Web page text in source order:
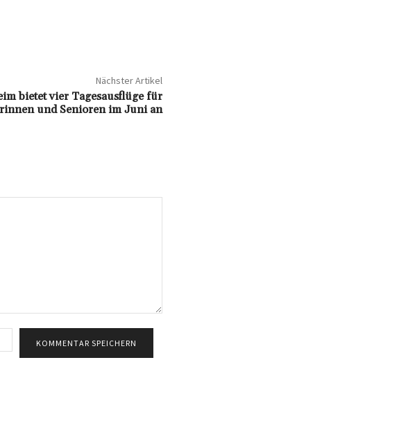
Nächster Artikel
bietet vier Tagesausflüge für
und Senioren im Juni an
Mail:*